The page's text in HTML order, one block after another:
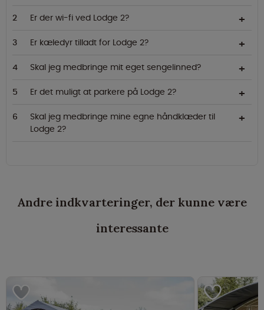
Er der wi-fi ved Lodge 2?
Er kæledyr tilladt for Lodge 2?
Skal jeg medbringe mit eget sengelinned?
Er det muligt at parkere på Lodge 2?
Skal jeg medbringe mine egne håndklæder til
Lodge 2?
Andre indkvarteringer, der kunne være
interessante